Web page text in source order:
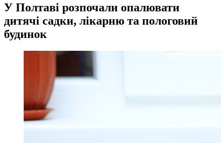
У Полтаві розпочали опалювати
дитячі садки, лікарню та пологовий
будинок